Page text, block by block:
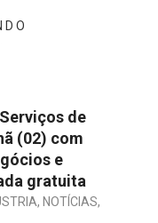
de
(02) com
e
gratuita
, NOTÍCIAS,